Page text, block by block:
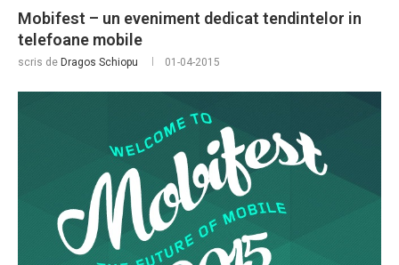
Mobifest – un eveniment dedicat tendintelor in
telefoane mobile
scris de Dragos Schiopu 01-04-2015